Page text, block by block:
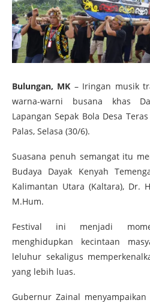
Bulungan, MK – Iringan musik
warna-warni busana khas
Lapangan Sepak Bola Desa
Palas, Selasa (30/6).
Suasana penuh semangat itu
Budaya Dayak Kenyah
Kalimantan Utara (Kaltara), Dr.
M.Hum.
Festival ini menjadi
menghidupkan kecintaan
leluhur sekaligus
yang lebih luas.
Gubernur Zainal